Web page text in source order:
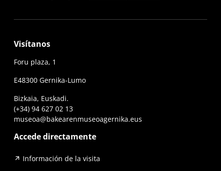
Visítanos
Foru plaza, 1
E48300 Gernika-Lumo
Bizkaia, Euskadi.
(+34) 94 627 02 13
museoa@bakearenmuseoagernika.eus
Accede directamente
Información de la visita